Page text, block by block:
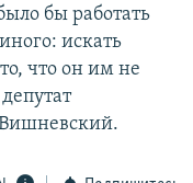
бы работать
искать
что он им не
Вишневский.